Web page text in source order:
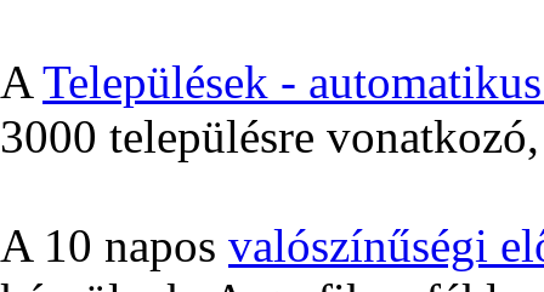
ATelepülések -
3000 településre
A 10 napos valószínűségi